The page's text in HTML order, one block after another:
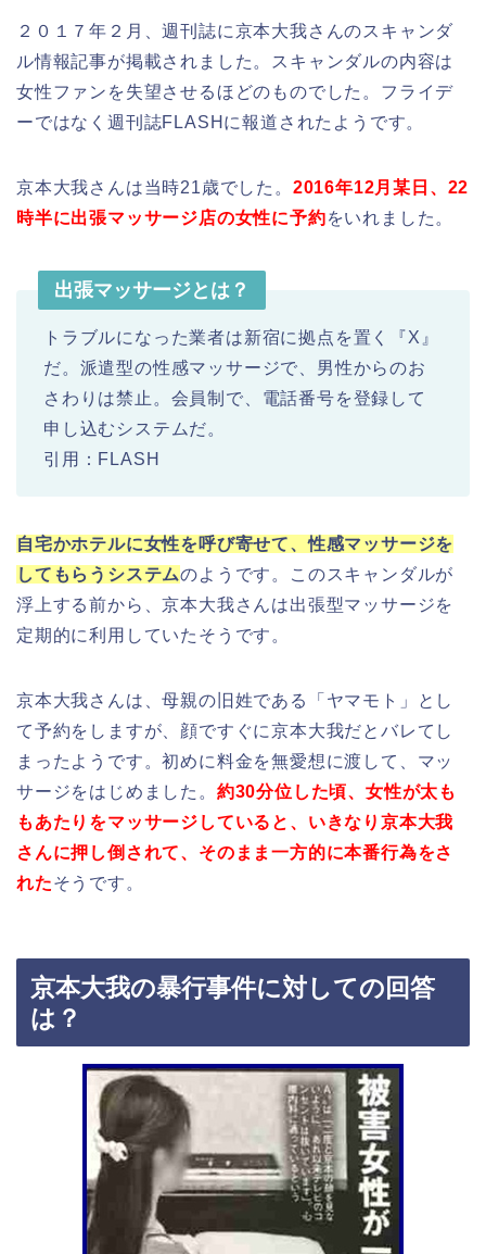
２０１７年２月、週刊誌に京本大我さんのスキャンダ
ル情報記事が掲載されました。スキャンダルの内容は
女性ファンを失望させるほどのものでした。フライデ
ーではなく週刊誌FLASHに報道されたようです。
京本大我さんは当時21歳でした。 2016年12月某日、22
時半に出張マッサージ店の女性に予約をいれました。
出張マッサージとは？
トラブルになった業者は新宿に拠点を置く『X』
だ。派遣型の性感マッサージで、男性からのお
さわりは禁止。会員制で、電話番号を登録して
申し込むシステムだ。
引用：FLASH
自宅かホテルに女性を呼び寄せて、性感マッサージを
してもらうシステムのようです。このスキャンダルが
浮上する前から、京本大我さんは出張型マッサージを
定期的に利用していたそうです。
京本大我さんは、母親の旧姓である「ヤマモト」とし
て予約をしますが、顔ですぐに京本大我だとバレてし
まったようです。初めに料金を無愛想に渡して、マッ
サージをはじめました。 約30分位した頃、女性が太も
もあたりをマッサージしていると、いきなり京本大我
さんに押し倒されて、そのまま一方的に本番行為をさ
れたそうです。
京本大我の暴行事件に対しての回答
は？